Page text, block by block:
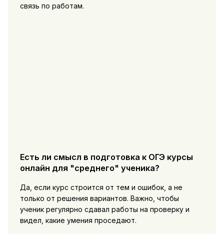
связь по работам.
Есть ли смысл в подготовка к ОГЭ курсы
онлайн для "среднего" ученика?
Да, если курс строится от тем и ошибок, а не
только от решения вариантов. Важно, чтобы
ученик регулярно сдавал работы на проверку и
видел, какие умения проседают.